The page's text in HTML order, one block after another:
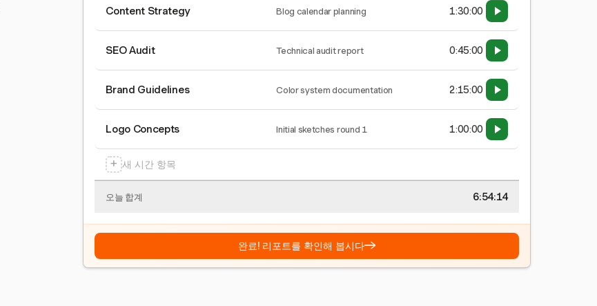
Content Strategy Blog calendar planning 1:30:00
SEO Audit Technical audit report 0:45:00
Brand Guidelines Color system documentation 2:15:00
Logo Concepts Initial sketches round 1 1:00:00
+ 새 시간 항목
오늘 합계 6:54:15
완료! 리포트를 확인해 봅시다→